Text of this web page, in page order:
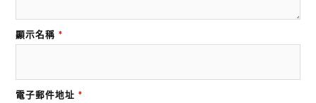
顯示名稱 *
電子郵件地址 *